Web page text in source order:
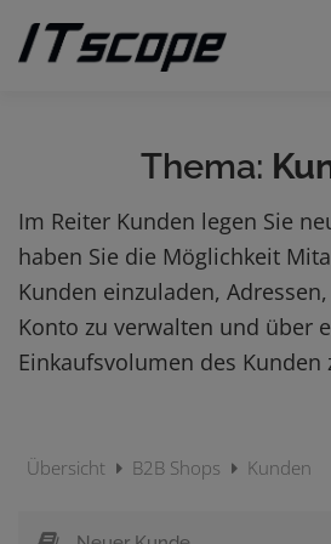
Inhalt
springen
DEUTSCH
Englisch
Thema:
Im Reiter Kunden legen Sie
haben Sie die Möglichkeit
Kunden einzuladen,
Konto zu verwalten und über
Einkaufsvolumen des Kunden
Übersicht B2B Shops Kunden